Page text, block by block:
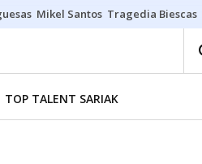
Mikel Santos Tragedia Biescas
TOP TALENT SARIAK